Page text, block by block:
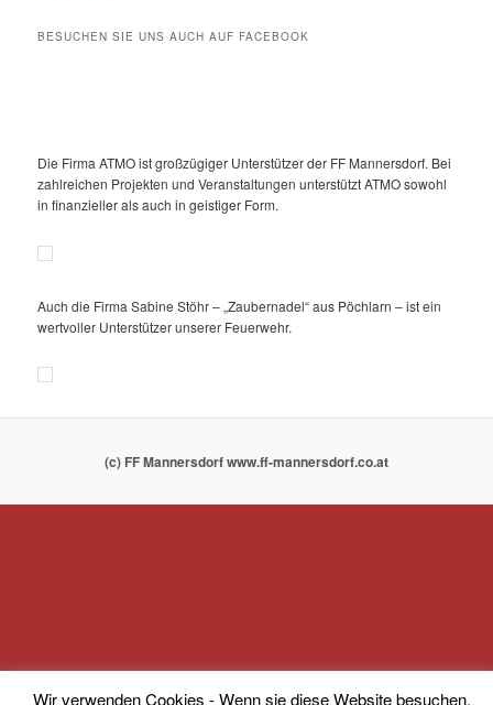
BESUCHEN SIE UNS AUCH AUF FACEBOOK
Die Firma ATMO ist großzügiger Unterstützer der FF Mannersdorf. Bei
zahlreichen Projekten und Veranstaltungen unterstützt ATMO sowohl
in finanzieller als auch in geistiger Form.
Auch die Firma Sabine Stöhr – „Zaubernadel“ aus Pöchlarn – ist ein
wertvoller Unterstützer unserer Feuerwehr.
(c) FF Mannersdorf www.ff-mannersdorf.co.at
Wir verwenden Cookies - Wenn sie diese Website besuchen,